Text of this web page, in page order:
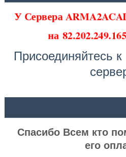
У Сервера
на
Присоединяйтесь
Спасибо Всем кто
его